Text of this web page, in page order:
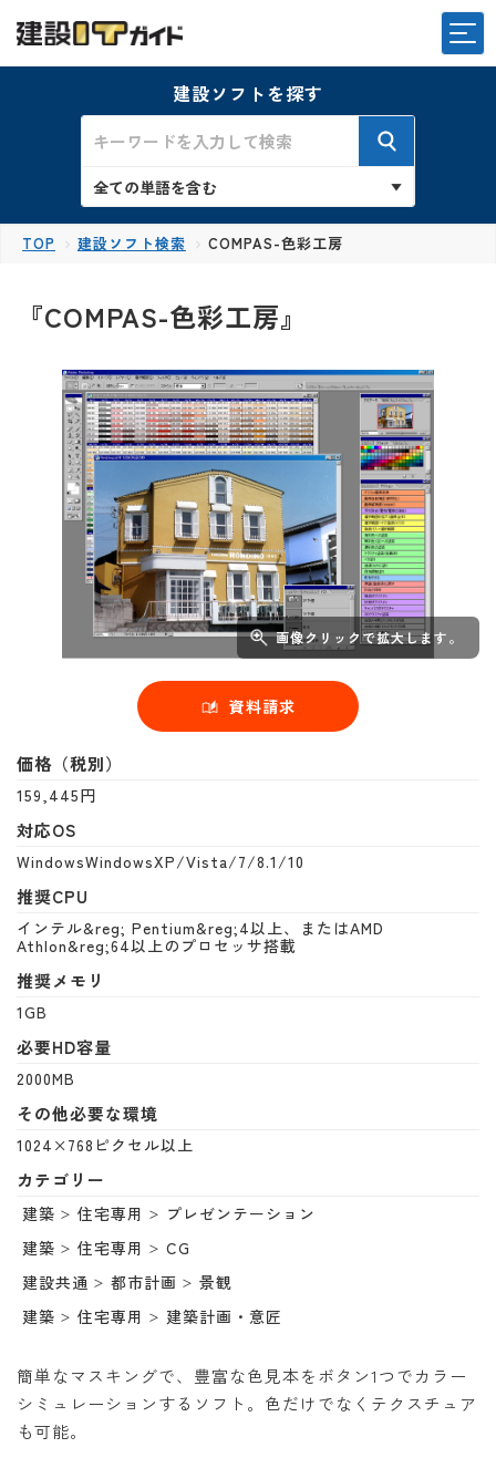
建設ソフトを探す
TOP 建設ソフト検索 COMPAS-色彩工房
『COMPAS-色彩工房』
画像クリックで拡大します。
資料請求
価格（税別）
159,445円
対応OS
WindowsWindowsXP/Vista/7/8.1/10
推奨CPU
インテル&reg; Pentium&reg;4以上、またはAMD
Athlon&reg;64以上のプロセッサ搭載
推奨メモリ
1GB
必要HD容量
2000MB
その他必要な環境
1024×768ピクセル以上
カテゴリー
建築 住宅専用
プレゼンテーション
建築
住宅専用
CG
建設共通
都市計画
景観
建築
住宅専用 建築計画・意匠
簡単なマスキングで、豊富な色見本をボタン1つでカラー
シミュレーションするソフト。色だけでなくテクスチュア
も可能。